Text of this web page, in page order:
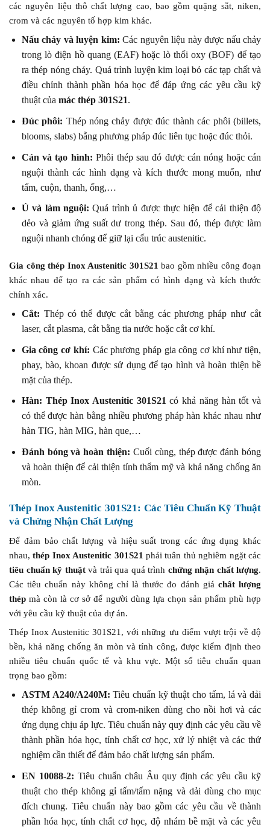
các nguyên liệu thô chất lượng cao, bao gồm quặng sắt, niken,
crom và các nguyên tố hợp kim khác.
Nấu chảy và luyện kim: Các nguyên liệu này được nấu chảy
trong lò điện hồ quang (EAF) hoặc lò thổi oxy (BOF) để tạo
ra thép nóng chảy. Quá trình luyện kim loại bỏ các tạp chất và
điều chỉnh thành phần hóa học để đáp ứng các yêu cầu kỹ
thuật của mác thép 301S21.
Đúc phôi: Thép nóng chảy được đúc thành các phôi (billets,
blooms, slabs) bằng phương pháp đúc liên tục hoặc đúc thỏi.
Cán và tạo hình: Phôi thép sau đó được cán nóng hoặc cán
nguội thành các hình dạng và kích thước mong muốn, như
tấm, cuộn, thanh, ống,…
Ủ và làm nguội: Quá trình ủ được thực hiện để cải thiện độ
dẻo và giảm ứng suất dư trong thép. Sau đó, thép được làm
nguội nhanh chóng để giữ lại cấu trúc austenitic.
Gia công thép Inox Austenitic 301S21 bao gồm nhiều công đoạn
khác nhau để tạo ra các sản phẩm có hình dạng và kích thước
chính xác.
Cắt: Thép có thể được cắt bằng các phương pháp như cắt
laser, cắt plasma, cắt bằng tia nước hoặc cắt cơ khí.
Gia công cơ khí: Các phương pháp gia công cơ khí như tiện,
phay, bào, khoan được sử dụng để tạo hình và hoàn thiện bề
mặt của thép.
Hàn: Thép Inox Austenitic 301S21 có khả năng hàn tốt và
có thể được hàn bằng nhiều phương pháp hàn khác nhau như
hàn TIG, hàn MIG, hàn que,…
Đánh bóng và hoàn thiện: Cuối cùng, thép được đánh bóng
và hoàn thiện để cải thiện tính thẩm mỹ và khả năng chống ăn
mòn.
Thép Inox Austenitic 301S21: Các Tiêu Chuẩn Kỹ Thuật
và Chứng Nhận Chất Lượng
Để đảm bảo chất lượng và hiệu suất trong các ứng dụng khác
nhau,thép Inox Austenitic 301S21 phải tuân thủ nghiêm ngặt các
tiêu chuẩn kỹ thuậtvà trải qua quá trình chứng nhận chất lượng.
Các tiêu chuẩn này không chỉ là thước đo đánh giá chất lượng
thép mà còn là cơ sở để người dùng lựa chọn sản phẩm phù hợp
với yêu cầu kỹ thuật của dự án.
Thép Inox Austenitic 301S21, với những ưu điểm vượt trội về độ
bền, khả năng chống ăn mòn và tính công, được kiểm định theo
nhiều tiêu chuẩn quốc tế và khu vực. Một số tiêu chuẩn quan
trọng bao gồm:
ASTM A240/A240M: Tiêu chuẩn kỹ thuật cho tấm, lá và dải
thép không gỉ crom và crom-niken dùng cho nồi hơi và các
ứng dụng chịu áp lực. Tiêu chuẩn này quy định các yêu cầu về
thành phần hóa học, tính chất cơ học, xử lý nhiệt và các thử
nghiệm cần thiết để đảm bảo chất lượng sản phẩm.
EN 10088-2: Tiêu chuẩn châu Âu quy định các yêu cầu kỹ
thuật cho thép không gỉ tấm/tấm nặng và dải dùng cho mục
đích chung. Tiêu chuẩn này bao gồm các yêu cầu về thành
phần hóa học, tính chất cơ học, độ nhám bề mặt và các yêu